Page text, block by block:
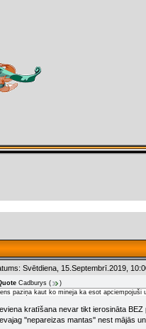
Svētdiena, 15.Septembrī.2019,
Cadburys (
)
paziņa kaut ko mineja ka esot apciempojuši
kratīšana nevar tikt ierosināta BEZ
''nepareizas mantas'' nest mājās